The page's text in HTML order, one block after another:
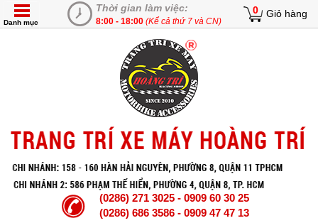
Thời gian làm việc:
8:00 - 18:00 (Kể cả thứ 7 và CN)
0 Giỏ hàng
Danh mục
(0286) 271 3025 - 0909 60 30 25
(0286) 686 3586 - 0909 47 47 13